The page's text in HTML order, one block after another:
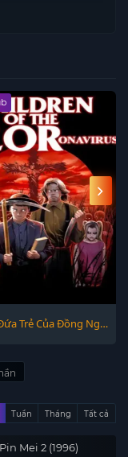
Trẻ Của Đồng Ngô
Tuần Tháng Tất cả
Mei 2 (1996)